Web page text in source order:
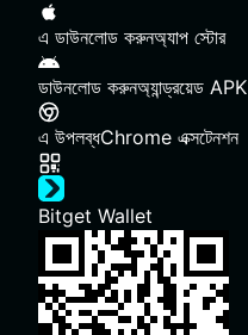
এ ডাউনলোড করুনঅ্যাপ স্টোর
ডাউনলোড করুনঅ্যান্ড্রয়েড APK
এ উপলব্ধChrome এক্সটেনশন
Bitget Wallet